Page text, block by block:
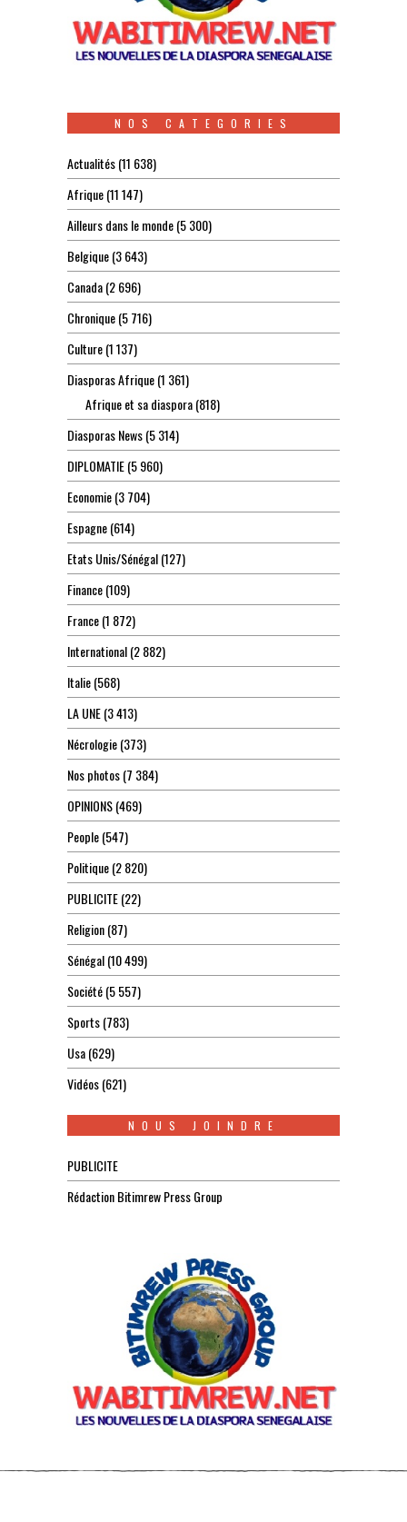
NOS CATEGORIES
Actualités(11 638)
Afrique(11 147)
Ailleurs dans le monde(5 300)
Belgique(3 643)
Canada(2 696)
Chronique(5 716)
Culture(1 137)
Diasporas Afrique(1 361)
Afrique et sa diaspora(818)
Diasporas News(5 314)
DIPLOMATIE(5 960)
Economie(3 704)
Espagne(614)
Etats Unis/Sénégal(127)
Finance(109)
France(1 872)
International(2 882)
Italie(568)
LA UNE(3 413)
Nécrologie(373)
Nos photos(7 384)
OPINIONS(469)
People(547)
Politique(2 820)
PUBLICITE(22)
Religion(87)
Sénégal(10 499)
Société(5 557)
Sports(783)
Usa(629)
Vidéos(621)
NOUS JOINDRE
PUBLICITE
Rédaction Bitimrew Press Group